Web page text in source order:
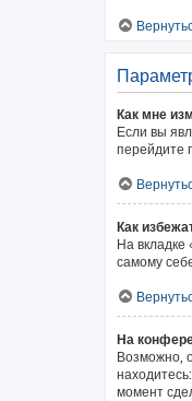
Как мне
Если вы
перейдите
Как
На
самому
На
Возможно,
момент